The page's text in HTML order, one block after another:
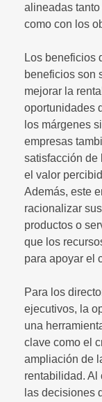
alineadas
como con los
Los beneficios
beneficios son
mejorar la
oportunidades
los márgenes
empresas
satisfacción de
el valor
Además, este
racionalizar
productos o
que los
para apoyar el
Para los
ejecutivos, la
una
clave como el
ampliación de
rentabilidad. Al
las decisiones